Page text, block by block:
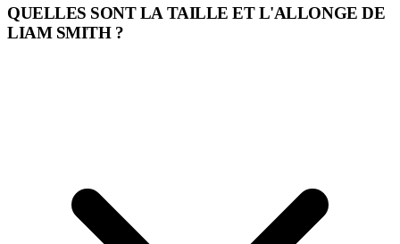
QUELLES SONT LA TAILLE ET L'ALLONGE DE
LIAM SMITH ?